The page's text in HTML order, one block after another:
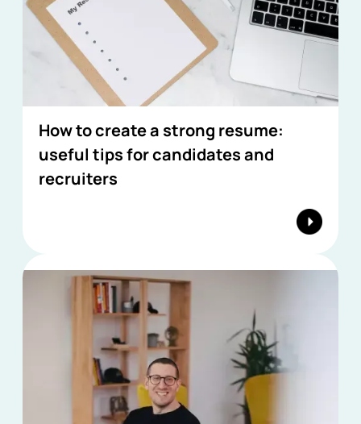
How to create a strong resume:
useful tips for candidates and
recruiters